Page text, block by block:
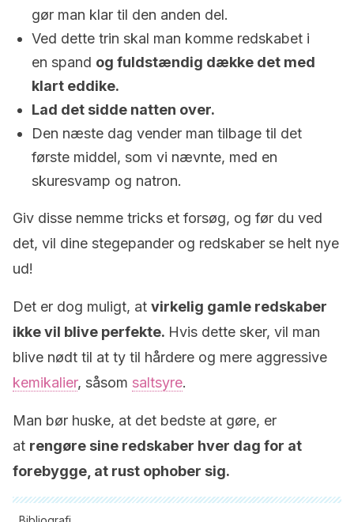
gør man klar til den anden del.
Ved dette trin skal man komme redskabet i
en spand og fuldstændig dække det med
klart eddike.
Lad det sidde natten over.
Den næste dag vender man tilbage til det
første middel, som vi nævnte, med en
skuresvamp og natron.
Giv disse nemme tricks et forsøg, og før du ved
det, vil dine stegepander og redskaber se helt nye
ud!
Det er dog muligt, at virkelig gamle redskaber
ikke vil blive perfekte. Hvis dette sker, vil man
blive nødt til at ty til hårdere og mere aggressive
kemikalier, såsom saltsyre.
Man bør huske, at det bedste at gøre, er
at rengøre sine redskaber hver dag for at
forebygge, at rust ophober sig.